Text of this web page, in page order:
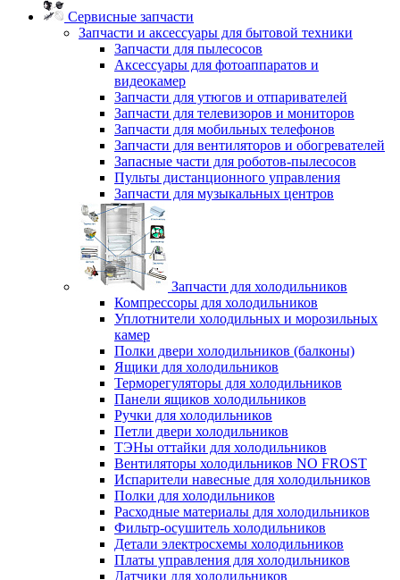
Сервисные запчасти
Запчасти и аксессуары для бытовой техники
Запчасти для пылесосов
Аксессуары для фотоаппаратов и
видеокамер
Запчасти для утюгов и отпаривателей
Запчасти для телевизоров и мониторов
Запчасти для мобильных телефонов
Запчасти для вентиляторов и обогревателей
Запасные части для роботов-пылесосов
Пульты дистанционного управления
Запчасти для музыкальных центров
Запчасти для холодильников
Компрессоры для холодильников
Уплотнители холодильных и морозильных
камер
Полки двери холодильников (балконы)
Ящики для холодильников
Терморегуляторы для холодильников
Панели ящиков холодильников
Ручки для холодильников
Петли двери холодильников
ТЭНы оттайки для холодильников
Вентиляторы холодильников NO FROST
Испарители навесные для холодильников
Полки для холодильников
Расходные материалы для холодильников
Фильтр-осушитель холодильников
Детали электросхемы холодильников
Платы управления для холодильников
Датчики для холодильников